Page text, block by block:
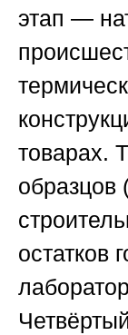
этап —
товарах.
образцов
остатков